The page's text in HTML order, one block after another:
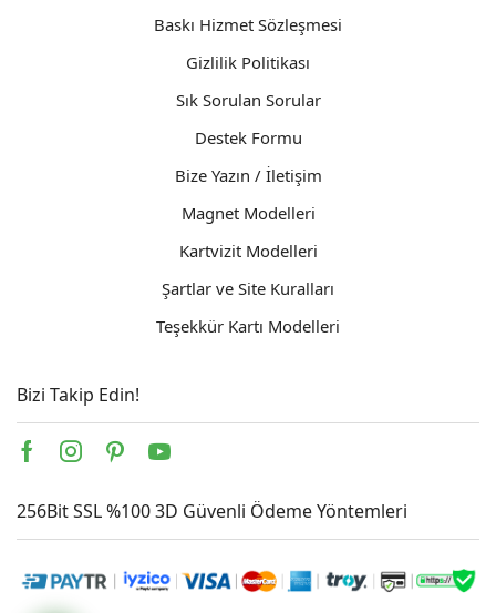
Baskı Hizmet Sözleşmesi
Gizlilik Politikası
Sık Sorulan Sorular
Destek Formu
Bize Yazın / İletişim
Magnet Modelleri
Kartvizit Modelleri
Şartlar ve Site Kuralları
Teşekkür Kartı Modelleri
Bizi Takip Edin!
Facebook
Instagram
PinterestYoutube
256Bit SSL %100 3D Güvenli Ödeme Yöntemleri